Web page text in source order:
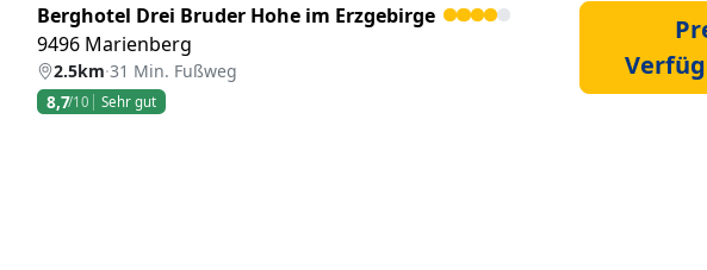
Berghotel Drei Bruder Hohe im Erzgebirge
9496 Marienberg
2.5km·31 Min. Fußweg
8,7/10 Sehr gut